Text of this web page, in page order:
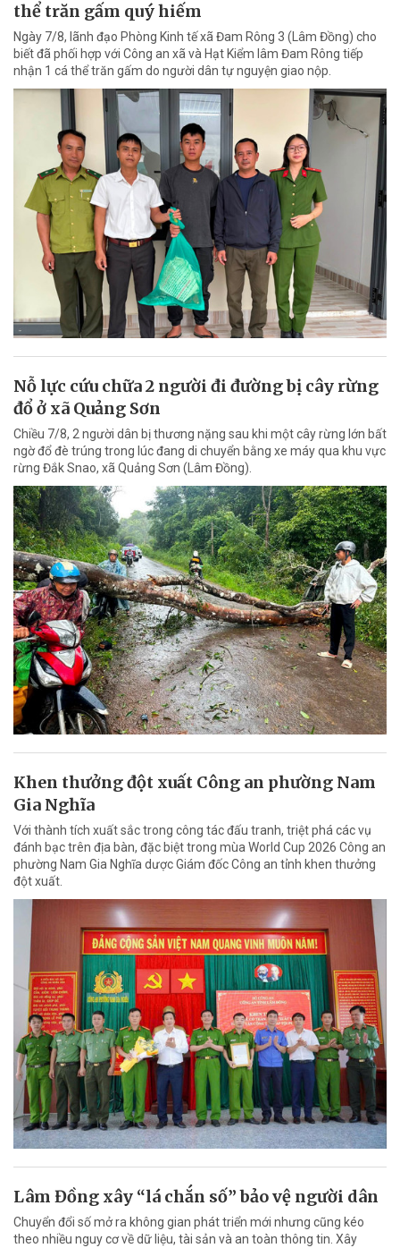
thể trăn gấm quý hiếm
Ngày 7/8, lãnh đạo Phòng Kinh tế xã Đam Rông 3 (Lâm Đồng) cho
biết đã phối hợp với Công an xã và Hạt Kiểm lâm Đam Rông tiếp
nhận 1 cá thể trăn gấm do người dân tự nguyện giao nộp.
Nỗ lực cứu chữa 2 người đi đường bị cây rừng
đổ ở xã Quảng Sơn
Chiều 7/8, 2 người dân bị thương nặng sau khi một cây rừng lớn bất
ngờ đổ đè trúng trong lúc đang di chuyển bằng xe máy qua khu vực
rừng Đắk Snao, xã Quảng Sơn (Lâm Đồng).
Khen thưởng đột xuất Công an phường Nam
Gia Nghĩa
Với thành tích xuất sắc trong công tác đấu tranh, triệt phá các vụ
đánh bạc trên địa bàn, đặc biệt trong mùa World Cup 2026 Công an
phường Nam Gia Nghĩa dược Giám đốc Công an tỉnh khen thưởng
đột xuất.
Lâm Đồng xây “lá chắn số” bảo vệ người dân
Chuyển đổi số mở ra không gian phát triển mới nhưng cũng kéo
theo nhiều nguy cơ về dữ liệu, tài sản và an toàn thông tin. Xây